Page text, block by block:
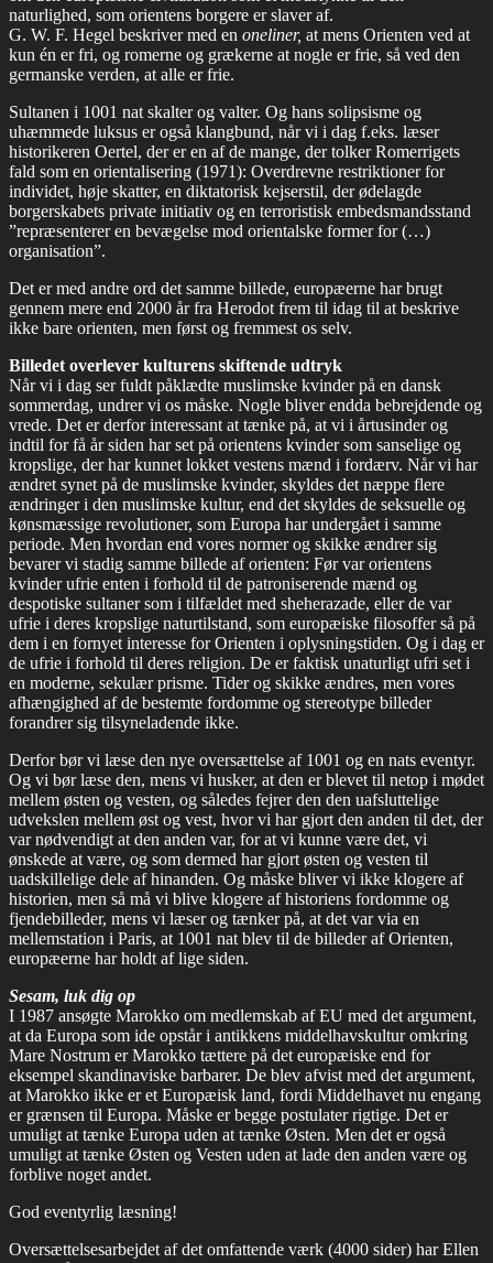
naturlighed, som orientens borgere er slaver af.
G. W. F. Hegel beskriver med en oneliner, at mens Orienten ved at
kun én er fri, og romerne og grækerne at nogle er frie, så ved den
germanske verden, at alle er frie.
Sultanen i 1001 nat skalter og valter. Og hans solipsisme og
uhæmmede luksus er også klangbund, når vi i dag f.eks. læser
historikeren Oertel, der er en af de mange, der tolker Romerrigets
fald som en orientalisering (1971): Overdrevne restriktioner for
individet, høje skatter, en diktatorisk kejserstil, der ødelagde
borgerskabets private initiativ og en terroristisk embedsmandsstand
”repræsenterer en bevægelse mod orientalske former for (…)
organisation”.
Det er med andre ord det samme billede, europæerne har brugt
gennem mere end 2000 år fra Herodot frem til idag til at beskrive
ikke bare orienten, men først og fremmest os selv.
Billedet overlever kulturens skiftende udtryk
Når vi i dag ser fuldt påklædte muslimske kvinder på en dansk
sommerdag, undrer vi os måske. Nogle bliver endda bebrejdende og
vrede. Det er derfor interessant at tænke på, at vi i årtusinder og
indtil for få år siden har set på orientens kvinder som sanselige og
kropslige, der har kunnet lokket vestens mænd i fordærv. Når vi har
ændret synet på de muslimske kvinder, skyldes det næppe flere
ændringer i den muslimske kultur, end det skyldes de seksuelle og
kønsmæssige revolutioner, som Europa har undergået i samme
periode. Men hvordan end vores normer og skikke ændrer sig
bevarer vi stadig samme billede af orienten: Før var orientens
kvinder ufrie enten i forhold til de patroniserende mænd og
despotiske sultaner som i tilfældet med sheherazade, eller de var
ufrie i deres kropslige naturtilstand, som europæiske filosoffer så på
dem i en fornyet interesse for Orienten i oplysningstiden. Og i dag er
de ufrie i forhold til deres religion. De er faktisk unaturligt ufri set i
en moderne, sekulær prisme. Tider og skikke ændres, men vores
afhængighed af de bestemte fordomme og stereotype billeder
forandrer sig tilsyneladende ikke.
Derfor bør vi læse den nye oversættelse af 1001 og en nats eventyr.
Og vi bør læse den, mens vi husker, at den er blevet til netop i mødet
mellem østen og vesten, og således fejrer den den uafsluttelige
udvekslen mellem øst og vest, hvor vi har gjort den anden til det, der
var nødvendigt at den anden var, for at vi kunne være det, vi
ønskede at være, og som dermed har gjort østen og vesten til
uadskillelige dele af hinanden. Og måske bliver vi ikke klogere af
historien, men så må vi blive klogere af historiens fordomme og
fjendebilleder, mens vi læser og tænker på, at det var via en
mellemstation i Paris, at 1001 nat blev til de billeder af Orienten,
europæerne har holdt af lige siden.
Sesam, luk dig op
I 1987 ansøgte Marokko om medlemskab af EU med det argument,
at da Europa som ide opstår i antikkens middelhavskultur omkring
Mare Nostrum er Marokko tættere på det europæiske end for
eksempel skandinaviske barbarer. De blev afvist med det argument,
at Marokko ikke er et Europæisk land, fordi Middelhavet nu engang
er grænsen til Europa. Måske er begge postulater rigtige. Det er
umuligt at tænke Europa uden at tænke Østen. Men det er også
umuligt at tænke Østen og Vesten uden at lade den anden være og
forblive noget andet.
God eventyrlig læsning!
Oversættelsesarbejdet af det omfattende værk (4000 sider) har Ellen